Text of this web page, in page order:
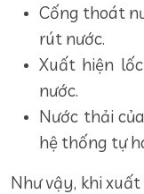
Cống thoát
rút nước.
Xuất hiện
nước.
Nước thải
hệ thống tự
Như vậy, khi